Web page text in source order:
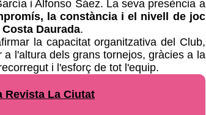
i Alfonso Sáez. La seva presència a
la constància i el nivell de joc
Daurada.
la capacitat organitzativa del Club,
l'altura dels grans tornejos, gràcies a la
i l'esforç de tot l'equip.
Revista La Ciutat